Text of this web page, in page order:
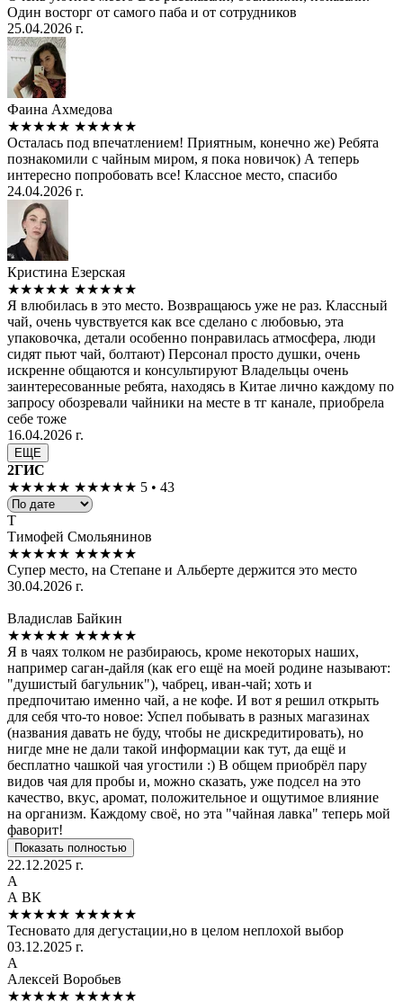
Один восторг от самого паба и от сотрудников
25.04.2026 г.
Фаина Ахмедова
★★★★★ ★★★★★
Осталась под впечатлением! Приятным, конечно же) Ребята
познакомили с чайным миром, я пока новичок) А теперь
интересно попробовать все! Классное место, спасибо
24.04.2026 г.
Кристина Езерская
★★★★★ ★★★★★
Я влюбилась в это место. Возвращаюсь уже не раз. Классный
чай, очень чувствуется как все сделано с любовью, эта
упаковочка, детали особенно понравилась атмосфера, люди
сидят пьют чай, болтают) Персонал просто душки, очень
искренне общаются и консультируют Владельцы очень
заинтересованные ребята, находясь в Китае лично каждому по
запросу обозревали чайники на месте в тг канале, приобрела
себе тоже
16.04.2026 г.
ЕЩЕ
2ГИС
★★★★★ ★★★★★ 5 • 43
Т
Тимофей Смольянинов
★★★★★ ★★★★★
Супер место, на Степане и Альберте держится это место
30.04.2026 г.
Владислав Байкин
★★★★★ ★★★★★
Я в чаях толком не разбираюсь, кроме некоторых наших,
например саган-дайля (как его ещё на моей родине называют:
"душистый багульник"), чабрец, иван-чай; хоть и
предпочитаю именно чай, а не кофе. И вот я решил открыть
для себя что-то новое: Успел побывать в разных магазинах
(названия давать не буду, чтобы не дискредитировать), но
нигде мне не дали такой информации как тут, да ещё и
бесплатно чашкой чая угостили :) В общем приобрёл пару
видов чая для пробы и, можно сказать, уже подсел на это
качество, вкус, аромат, положительное и ощутимое влияние
на организм. Каждому своё, но эта "чайная лавка" теперь мой
фаворит!
Показать полностью
22.12.2025 г.
А
А ВК
★★★★★ ★★★★★
Тесновато для дегустации,но в целом неплохой выбор
03.12.2025 г.
А
Алексей Воробьев
★★★★★ ★★★★★